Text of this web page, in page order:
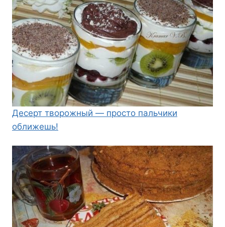
Десерт творожный — просто пальчики
оближешь!